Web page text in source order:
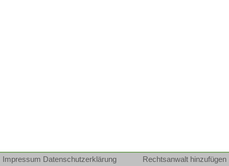
Impressum Datenschutzerklärung Rechtsanwalt hinzufügen